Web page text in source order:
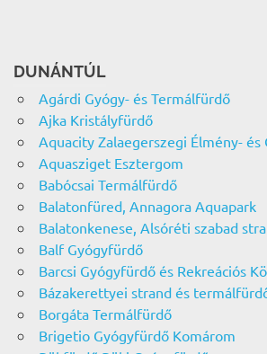
DUNÁNTÚL
Agárdi Gyógy- és Termálfürdő
Ajka Kristályfürdő
Aquacity Zalaegerszegi Élmény- és
Aquasziget Esztergom
Babócsai Termálfürdő
Balatonfüred, Annagora Aquapark
Balatonkenese, Alsóréti szabad
Balf Gyógyfürdő
Barcsi Gyógyfürdő és Rekreációs
Bázakerettyei strand és
Borgáta Termálfürdő
Brigetio Gyógyfürdő Komárom